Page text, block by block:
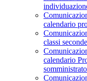
calendario
classi
calendario